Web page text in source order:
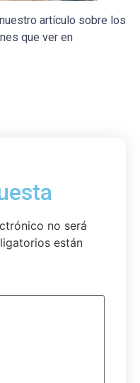
artículo sobre los
que ver en
no será
están